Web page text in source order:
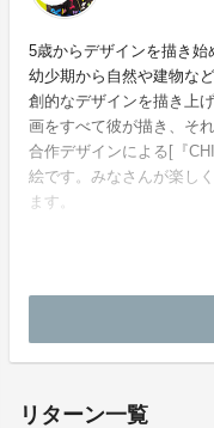
5歳からデザインを描き始
幼少期から自然や建物な
創的なデザインを描き上
画をすべて彼が描き、そ
合作デザインによる[『
絵です。みなさんが楽し
ます。
リターン一覧